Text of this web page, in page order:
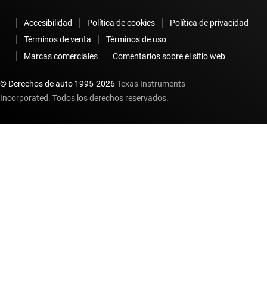
Accesibilidad Política de cookies
Política de privacidad
Términos de venta
Términos de uso
Marcas comerciales
Comentarios sobre el sitio web
© Derechos de auto 1995-2026Texas Instruments
Incorporated. Todos los derechos reservados.